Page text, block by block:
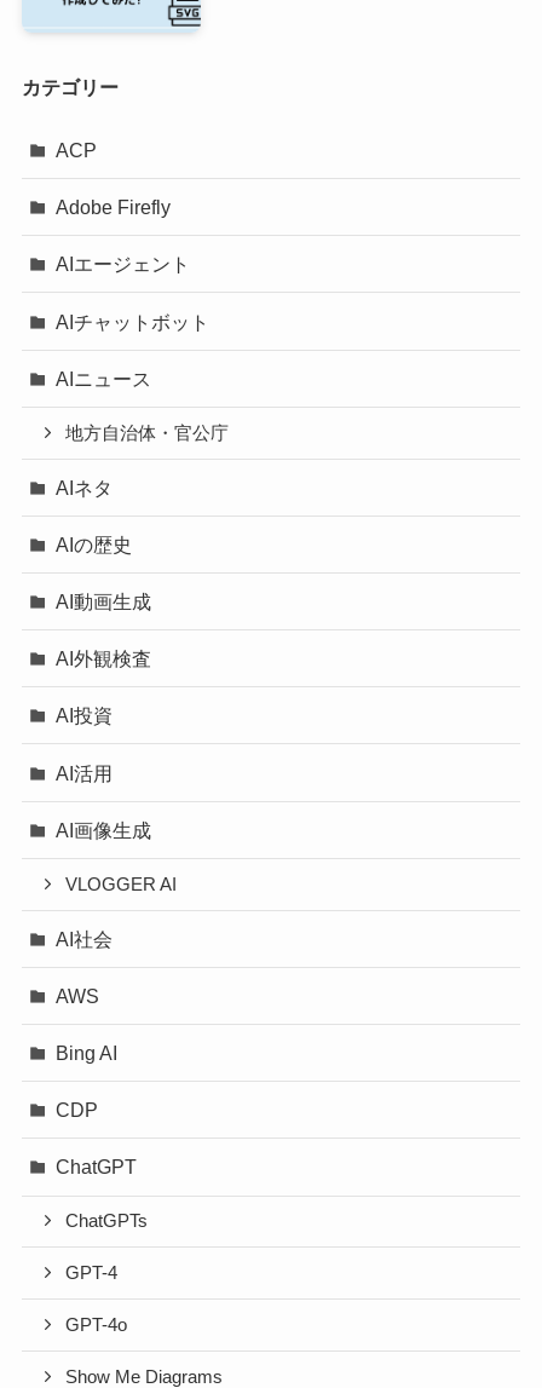
カテゴリー
ACP
Adobe Firefly
AIエージェント
AIチャットボット
AIニュース
地方自治体・官公庁
AIネタ
AIの歴史
AI動画生成
AI外観検査
AI投資
AI活用
AI画像生成
VLOGGER AI
AI社会
AWS
Bing AI
CDP
ChatGPT
ChatGPTs
GPT-4
GPT-4o
Show Me Diagrams